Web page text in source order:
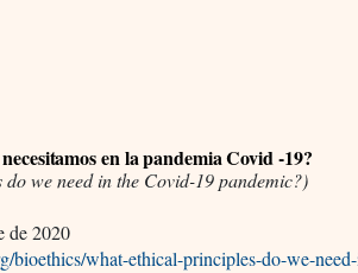
en la pandemia Covid -19?
we need in the Covid-19 pandemic?)
de 2020
bioethics/what-ethical-principles-do-we-